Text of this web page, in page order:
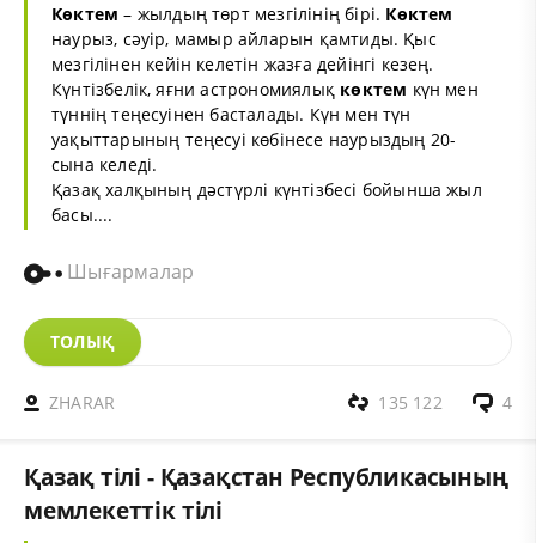
Көктем – жылдың төрт мезгілінің бірі. Көктем
наурыз, сәуір, мамыр айларын қамтиды. Қыс
мезгілінен кейін келетін жазға дейінгі кезең.
Күнтізбелік, яғниастрономиялық көктем күн мен
түннің теңесуінен басталады. Күн мен түн
уақыттарының теңесуі көбінесе наурыздың 20-
сына келеді.
Қазақ халқының дәстүрлі күнтізбесі бойынша жыл
басы....
Шығармалар
ТОЛЫҚ
ZHARAR 4
135 122
Қазақ тілі - Қазақстан Республикасының
мемлекеттік тілі